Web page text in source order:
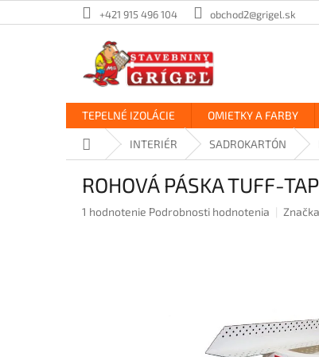
na
+421 915 496 104 obchod2@grigel.sk
TEPELNÉ IZOLÁCIE OMIETKY A FARBY
DomovINTERIÉR SADROKARTÓN
ROHOVÁ PÁSKA TUFF-
Priemerné
1 hodnotenie Podrobnosti hodnotenia